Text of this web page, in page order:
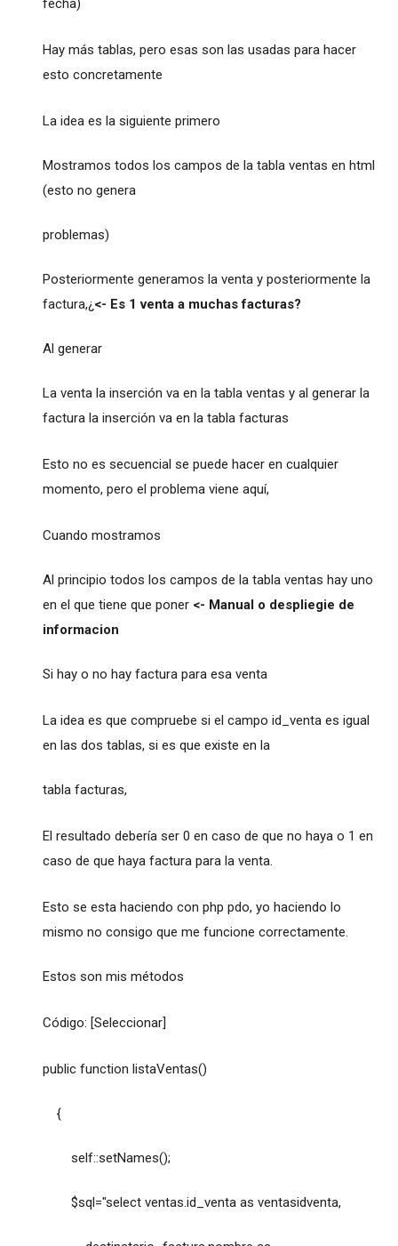
fecha)
Hay más tablas, pero esas son las usadas para hacer
esto concretamente
La idea es la siguiente primero
Mostramos todos los campos de la tabla ventas en html
(esto no genera
problemas)
Posteriormente generamos la venta y posteriormente la
factura,¿ <- Es 1 venta a muchas facturas?
Al generar
La venta la inserción va en la tabla ventas y al generar la
factura la inserción va en la tabla facturas
Esto no es secuencial se puede hacer en cualquier
momento, pero el problema viene aquí,
Cuando mostramos
Al principio todos los campos de la tabla ventas hay uno
en el que tiene que poner <- Manual o despliegie de
informacion
Si hay o no hay factura para esa venta
La idea es que compruebe si el campo id_venta es igual
en las dos tablas, si es que existe en la
tabla facturas,
El resultado debería ser 0 en caso de que no haya o 1 en
caso de que haya factura para la venta.
Esto se esta haciendo con php pdo, yo haciendo lo
mismo no consigo que me funcione correctamente.
Estos son mis métodos
Código: [Seleccionar]
public function listaVentas()
{
self::setNames();
$sql="select ventas.id_venta as ventasidventa,